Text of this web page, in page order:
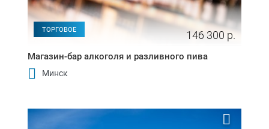
ТОРГОВОЕ 146 300 р.
Магазин-бар алкоголя и разливного пива
Минск